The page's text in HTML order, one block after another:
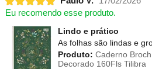
Eu recomendo esse produto.
Lindo e prático
As folhas são lindas e
Produto: Caderno
Decorado 160Fls Tilibra